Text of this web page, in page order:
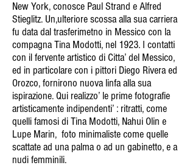
New York, conosce Paul Strand e Alfred
Stieglitz. Un,ulteriore scossa alla sua carriera
fu data dal trasferimetno in Messico con la
compagna Tina Modotti, nel 1923. I contatti
con il fervente artistico di Citta’ del Messico,
ed in particolare con i pittori Diego Rivera ed
Orozco, fornirono nuova linfa alla sua
ispirazione. Qui realizzo’ le prime fotografie
artisticamente indipendenti’ : ritratti, come
quelli famosi di Tina Modotti, Nahui Olin e
Lupe Marin, foto minimaliste come quelle
scattate ad una palma o ad un gabinetto, e a
nudi femminili.